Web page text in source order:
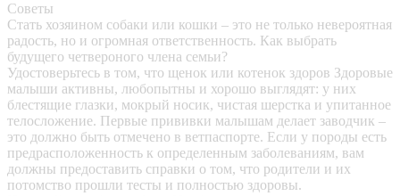
Советы
Стать хозяином собаки или кошки – это не только невероятная
радость, но и огромная ответственность. Как выбрать
будущего четвероного члена семьи?
Удостоверьтесь в том, что щенок или котенок здоров Здоровые
малыши активны, любопытны и хорошо выглядят: у них
блестящие глазки, мокрый носик, чистая шерстка и упитанное
телосложение. Первые прививки малышам делает заводчик –
это должно быть отмечено в ветпаспорте. Если у породы есть
предрасположенность к определенным заболеваниям, вам
должны предоставить справки о том, что родители и их
потомство прошли тесты и полностью здоровы.